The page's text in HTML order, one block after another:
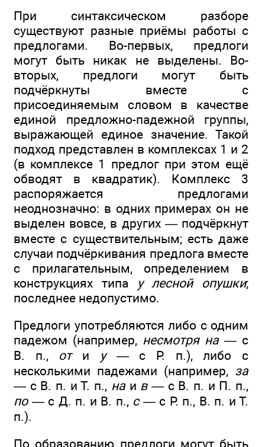
При синтаксическом разборе
существуют разные приёмы работы с
предлогами. Во-первых, предлоги
могут быть никак не выделены. Во-
вторых, предлоги могут быть
подчёркнуты вместе с
присоединяемым словом в качестве
единой предложно-падежной группы,
выражающей единое значение. Такой
подход представлен в комплексах 1 и 2
(в комплексе 1 предлог при этом ещё
обводят в квадратик). Комплекс 3
распоряжается предлогами
неоднозначно: в одних примерах он не
выделен вовсе, в других — подчёркнут
вместе с существительным; есть даже
случаи подчёркивания предлога вместе
с прилагательным, определением в
конструкциях типа
у лесной опушки;
последнее недопустимо.
Предлоги употребляются либо с одним
падежом (например, несмотря на — с
В. п., оти у —с Р. п.), либо с
несколькими падежами (например, за
— с В. п. и Т. п., наи в— с В. п. и П. п.,
по —с Д. п. и В. п., с —с Р. п., В. п. и Т.
п.).
По образованию предлоги могут быть